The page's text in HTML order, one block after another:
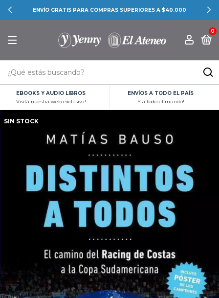
ENVÍO GRATIS PARA COMPRAS SUPERIORES A $40.000
0
EBOOKS Y AUDIO LIBROS
Visitá nuestra web exclusiva!
ENVÍOS A TODO EL PAÍS
Y a todo el mundo!
SIN STOCK